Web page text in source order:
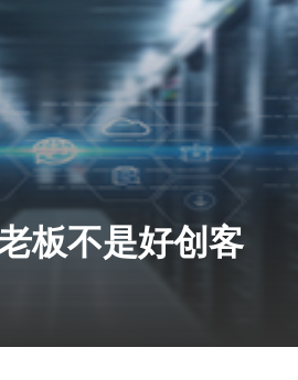
板不是好创客